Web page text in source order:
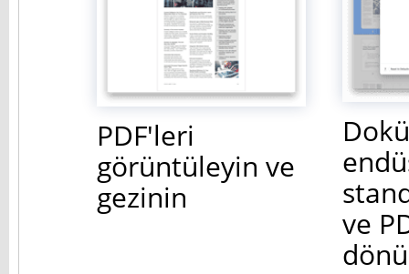
PDF'leri
görüntüleyin ve
gezinin
ve